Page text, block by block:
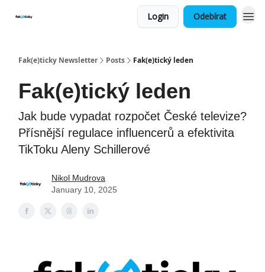
Login Odebírat
Fak(e)ticky Newsletter Posts Fak(e)tický leden
Fak(e)tický leden
Jak bude vypadat rozpočet České televize?
Přísnější regulace influencerů a efektivita
TikToku Aleny Schillerové
Nikol Mudrova
January 10, 2025